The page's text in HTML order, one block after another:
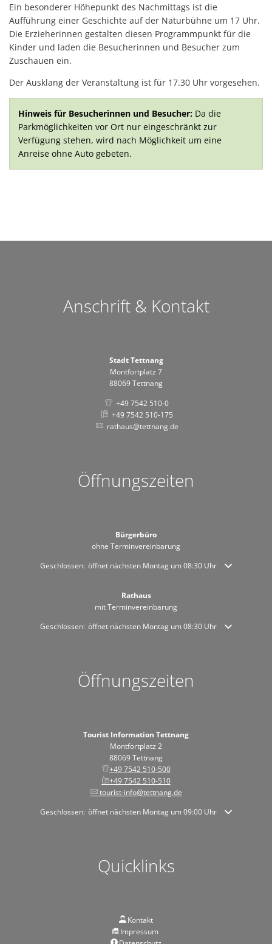
Ein besonderer Höhepunkt des Nachmittags ist die
Aufführung einer Geschichte auf der Naturbühne um 17 Uhr.
Die Erzieherinnen gestalten diesen Programmpunkt für die
Kinder und laden die Besucherinnen und Besucher zum
Zuschauen ein.
Der Ausklang der Veranstaltung ist für 17.30 Uhr vorgesehen.
Hinweis für Besucherinnen und Besucher: Da die
Parkmöglichkeiten vor Ort nur eingeschränkt zur
Verfügung stehen, wird nach Möglichkeit um eine
Anreise ohne Auto gebeten.
Anschrift & Kontakt
Stadt Tettnang
Montfortplatz 7
88069 Tettnang
+49 7542 510-0
+49 7542 510-175
rathaus@tettnang.de
Öffnungszeiten
Bürgerbüro
ohne Terminvereinbarung
Klicken, um weitere Öffnungs- oder Schließzeiten auszublenden
Geschlossen: öffnet nächsten Montag um 08:30 Uhr
Rathaus
mit Terminvereinbarung
Klicken, um weitere Öffnungs- oder Schließzeiten auszublenden
Geschlossen: öffnet nächsten Montag um 08:30 Uhr
Öffnungszeiten
Tourist Information Tettnang
Montfortplatz 2
88069 Tettnang
+49 7542 510-500
+49 7542 510-510
tourist-info@tettnang.de
Klicken, um weitere Öffnungs- oder Schließzeiten auszublenden
Geschlossen: öffnet nächsten Montag um 09:00 Uhr
Quicklinks
Kontakt
Impressum